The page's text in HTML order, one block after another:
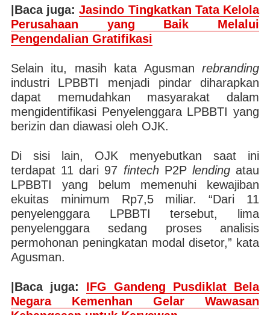
|Baca juga:Jasindo Tingkatkan Tata Kelola
Perusahaan yang Baik Melalui
Pengendalian Gratifikasi
Selain itu, masih kata Agusmanrebranding
industri LPBBTI menjadi pindar diharapkan
dapat memudahkan masyarakat dalam
mengidentifikasi Penyelenggara LPBBTI yang
berizin dan diawasi oleh OJK.
Di sisi lain, OJK menyebutkan saat ini
terdapat 11 dari 97 fintechP2P lendingatau
LPBBTI yang belum memenuhi kewajiban
ekuitas minimum Rp7,5 miliar. “Dari 11
penyelenggara LPBBTI tersebut, lima
penyelenggara sedang proses analisis
permohonan peningkatan modal disetor,” kata
Agusman.
|Baca juga: IFG Gandeng Pusdiklat Bela
Negara Kemenhan Gelar Wawasan